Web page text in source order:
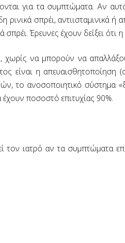
για τα συμπτώματα. Αν
σπρέι, αντιισταμινικά
Έρευνες έχουν δείξει ότι
να μπορούν να
είναι η απευαισθητοποίηση
το ανοσοποιητικό σύστημα
ποσοστό επιτυχίας 90%.
τον ιατρό αν τα